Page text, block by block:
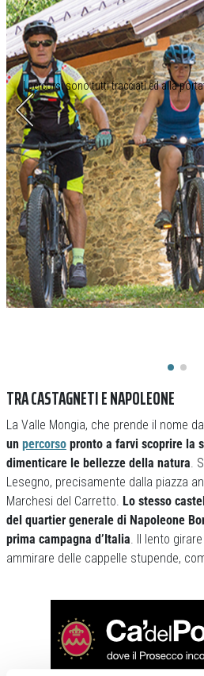
I percorsi sono tutti tracciati ed alla
TRA CASTAGNETI E NAPOLEONE
La Valle Mongia, che prende il nome
un percorso pronto a farvi scoprire la
dimenticare le bellezze della natura.
Lesegno, precisamente dalla piazza
Marchesi del Carretto. Lo stesso
del quartier generale di Napoleone
prima campagna d’Italia. Il lento
ammirare delle cappelle stupende,